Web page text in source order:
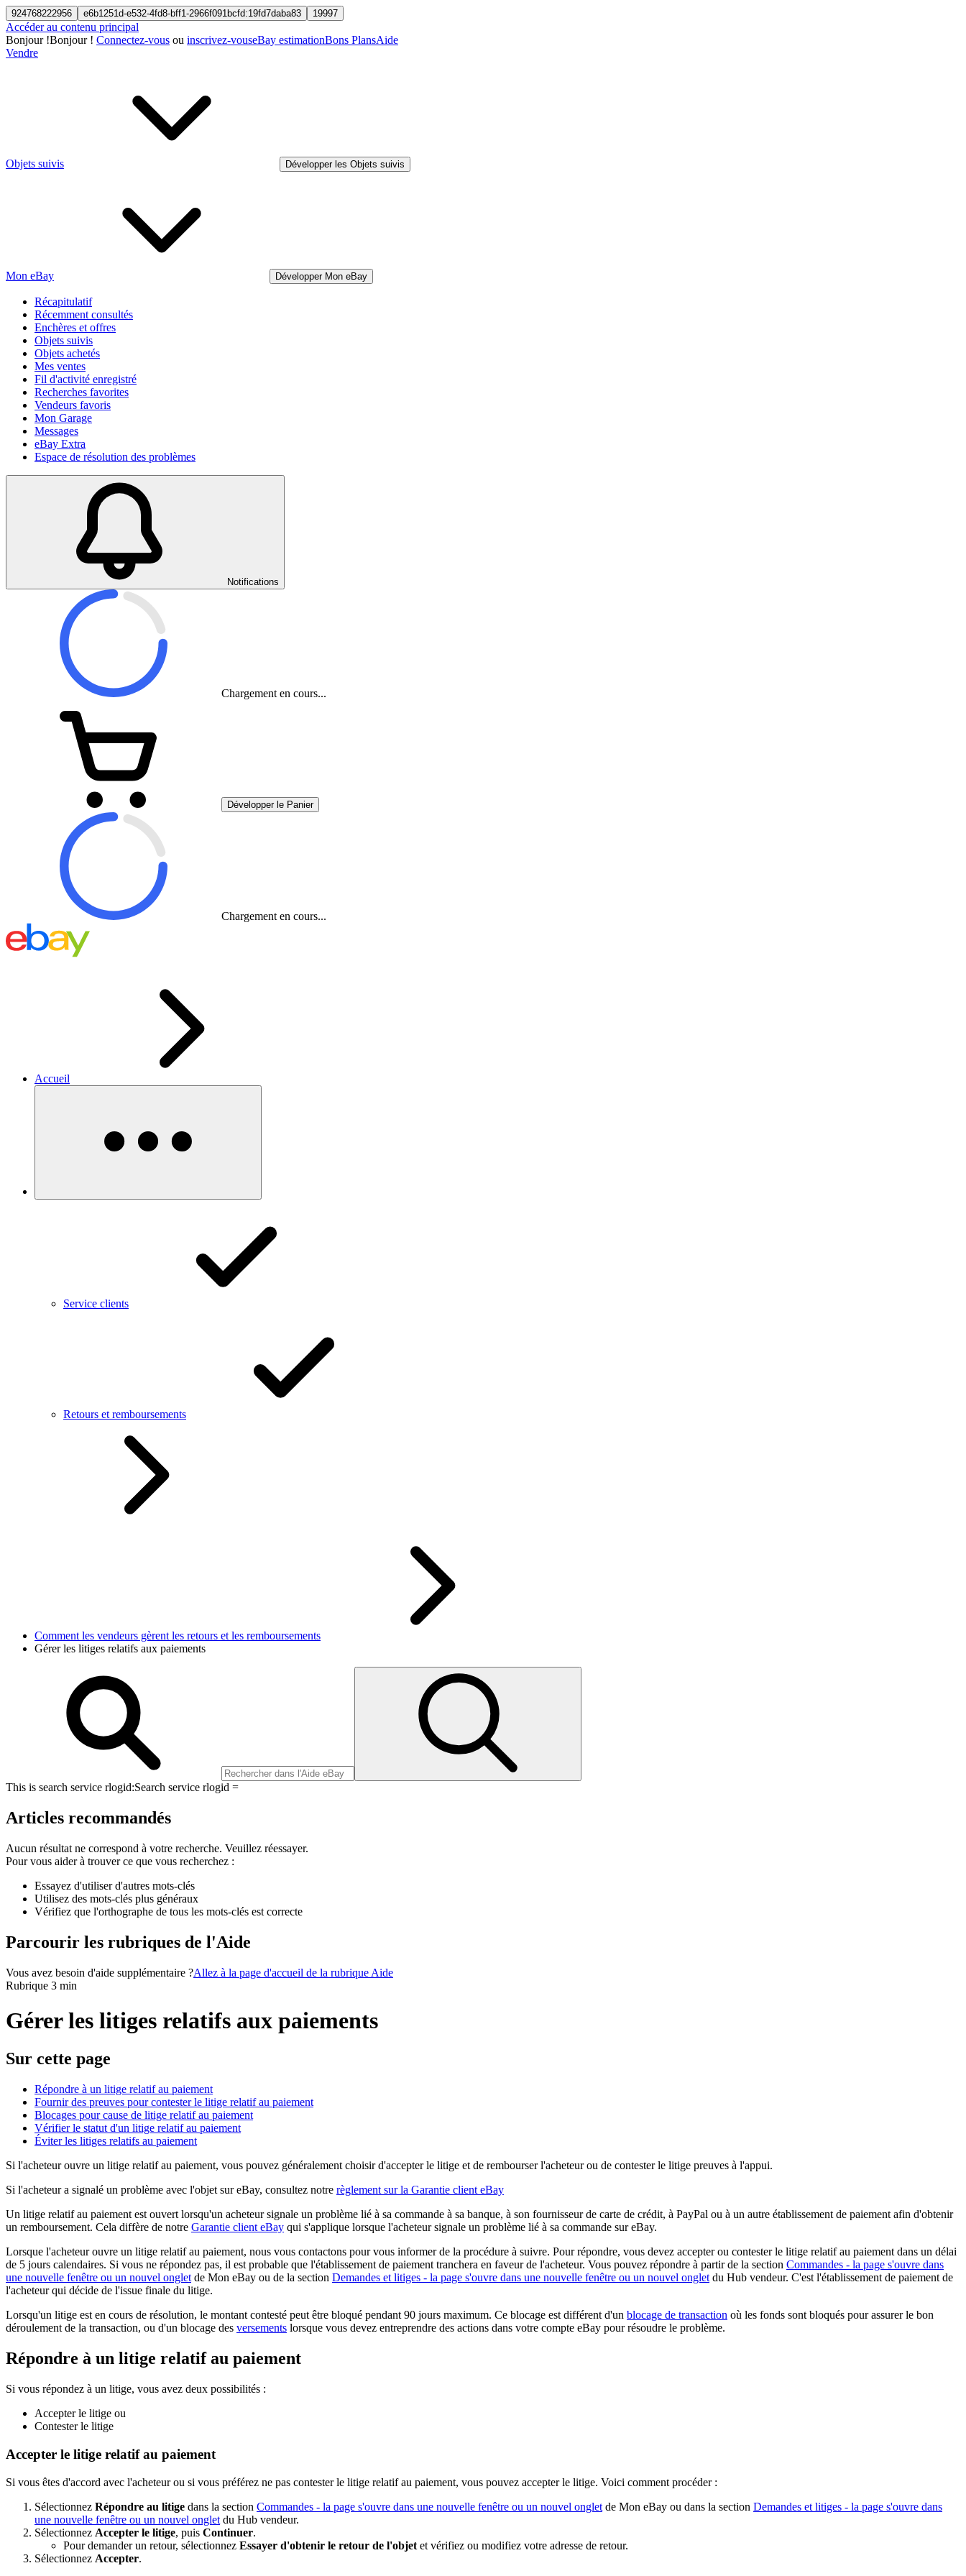
924768222956 e6b1251d-e532-4fd8-bff1-2966f091bcfd:19fd7daba83 19997
Accéder au contenu principal
Bonjour !Bonjour ! Connectez-vous ou inscrivez-vouseBay estimationBons PlansAide
Vendre
Objets suivis Développer les Objets suivis
Mon eBay Développer Mon eBay
Récapitulatif
Récemment consultés
Enchères et offres
Objets suivis
Objets achetés
Mes ventes
Fil d'activité enregistré
Recherches favorites
Vendeurs favoris
Mon Garage
Messages
eBay Extra
Espace de résolution des problèmes
Notifications
Chargement en cours...
Développer le Panier
Chargement en cours...
Accueil
Service clients
Retours et remboursements
Comment les vendeurs gèrent les retours et les remboursements
Gérer les litiges relatifs aux paiements
This is search service rlogid:Search service rlogid =
Articles recommandés
Aucun résultat ne correspond à votre recherche. Veuillez réessayer.
Pour vous aider à trouver ce que vous recherchez :
Essayez d'utiliser d'autres mots-clés
Utilisez des mots-clés plus généraux
Vérifiez que l'orthographe de tous les mots-clés est correcte
Parcourir les rubriques de l'Aide
Vous avez besoin d'aide supplémentaire ?Allez à la page d'accueil de la rubrique Aide
Rubrique 3 min
Gérer les litiges relatifs aux paiements
Sur cette page
Répondre à un litige relatif au paiement
Fournir des preuves pour contester le litige relatif au paiement
Blocages pour cause de litige relatif au paiement
Vérifier le statut d'un litige relatif au paiement
Éviter les litiges relatifs au paiement
Si l'acheteur ouvre un litige relatif au paiement, vous pouvez généralement choisir d'accepter le litige et de rembourser l'acheteur ou de contester le litige preuves à l'appui.
Si l'acheteur a signalé un problème avec l'objet sur eBay, consultez notre règlement sur la Garantie client eBay
Un litige relatif au paiement est ouvert lorsqu'un acheteur signale un problème lié à sa commande à sa banque, à son fournisseur de carte de crédit, à PayPal ou à un autre établissement de paiement afin d'obtenir
un remboursement. Cela diffère de notre Garantie client eBay qui s'applique lorsque l'acheteur signale un problème lié à sa commande sur eBay.
Lorsque l'acheteur ouvre un litige relatif au paiement, nous vous contactons pour vous informer de la procédure à suivre. Pour répondre, vous devez accepter ou contester le litige relatif au paiement dans un délai
de 5 jours calendaires. Si vous ne répondez pas, il est probable que l'établissement de paiement tranchera en faveur de l'acheteur. Vous pouvez répondre à partir de la section Commandes - la page s'ouvre dans
une nouvelle fenêtre ou un nouvel onglet de Mon eBay ou de la section Demandes et litiges - la page s'ouvre dans une nouvelle fenêtre ou un nouvel onglet du Hub vendeur. C'est l'établissement de paiement de
l'acheteur qui décide de l'issue finale du litige.
Lorsqu'un litige est en cours de résolution, le montant contesté peut être bloqué pendant 90 jours maximum. Ce blocage est différent d'un blocage de transaction où les fonds sont bloqués pour assurer le bon
déroulement de la transaction, ou d'un blocage des versements lorsque vous devez entreprendre des actions dans votre compte eBay pour résoudre le problème.
Répondre à un litige relatif au paiement
Si vous répondez à un litige, vous avez deux possibilités :
Accepter le litige ou
Contester le litige
Accepter le litige relatif au paiement
Si vous êtes d'accord avec l'acheteur ou si vous préférez ne pas contester le litige relatif au paiement, vous pouvez accepter le litige. Voici comment procéder :
Sélectionnez Répondre au litige dans la section Commandes - la page s'ouvre dans une nouvelle fenêtre ou un nouvel onglet de Mon eBay ou dans la section Demandes et litiges - la page s'ouvre dans
une nouvelle fenêtre ou un nouvel onglet du Hub vendeur.
Sélectionnez Accepter le litige, puis Continuer.
Pour demander un retour, sélectionnez Essayer d'obtenir le retour de l'objet et vérifiez ou modifiez votre adresse de retour.
Sélectionnez Accepter.